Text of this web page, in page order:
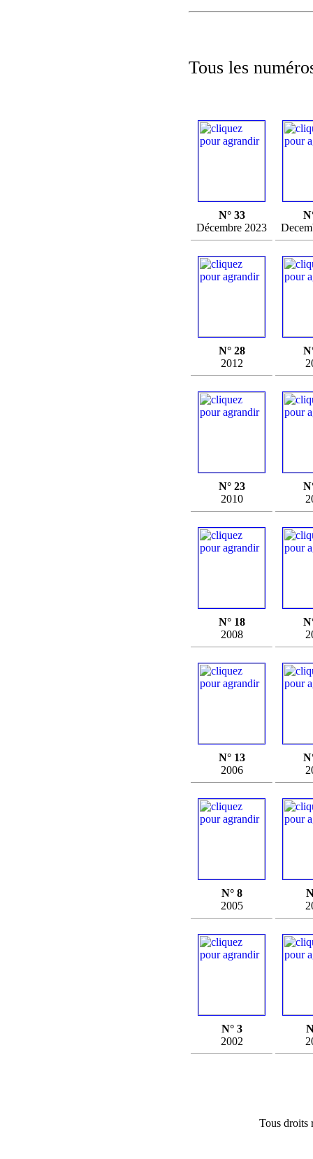
Tous les
N° 33
Décembre 2023
N° 28
2012
N° 23
2010
N° 18
2008
N° 13
2006
N° 8
2005
N° 3
2002
Tous droits